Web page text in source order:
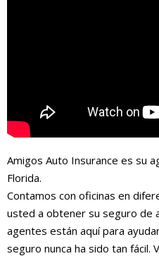
Amigos Auto Insurance es su
Florida.
Contamos con oficinas en
usted a obtener su seguro de
agentes están aquí para
seguro nunca ha sido tan fácil.